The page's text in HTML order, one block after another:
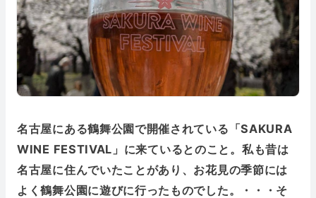
名古屋にある鶴舞公園で開催されている「SAKURA
WINE FESTIVAL」に来ているとのこと。私も昔は
名古屋に住んでいたことがあり、お花見の季節には
よく鶴舞公園に遊びに行ったものでした。・・・そ